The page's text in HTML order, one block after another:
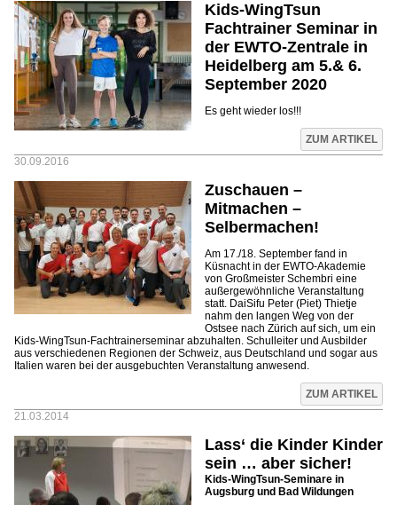
Kids-WingTsun
Fachtrainer Seminar in
der EWTO-Zentrale in
Heidelberg am 5.& 6.
September 2020
Es geht wieder los!!!
ZUM ARTIKEL
30.09.2016
Zuschauen –
Mitmachen –
Selbermachen!
Am 17./18. September fand in
Küsnacht in der EWTO-Akademie
von Großmeister Schembri eine
außergewöhnliche Veranstaltung
statt. DaiSifu Peter (Piet) Thietje
nahm den langen Weg von der
Ostsee nach Zürich auf sich, um ein
Kids-WingTsun-Fachtrainerseminar abzuhalten. Schulleiter und Ausbilder
aus verschiedenen Regionen der Schweiz, aus Deutschland und sogar aus
Italien waren bei der ausgebuchten Veranstaltung anwesend.
ZUM ARTIKEL
21.03.2014
Lass‘ die Kinder Kinder
sein … aber sicher!
Kids-WingTsun-Seminare in
Augsburg und Bad Wildungen